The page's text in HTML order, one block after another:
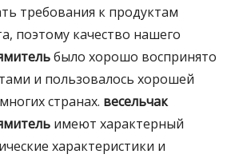
требования к продуктам
поэтому качество нашего
было хорошо воспринято
и пользовалось хорошей
странах. весельчак
имеют характерный
характеристики и